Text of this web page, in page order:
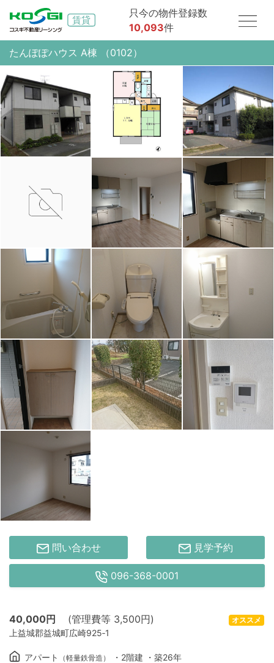
只今の物件登録数
10,093件
たんぽぽハウス A棟 （0102）
問い合わせ 見学予約
096-368-0001
40,000円 (管理費等 3,500円)
上益城郡益城町広崎925‐1
オススメ
アパート （軽量鉄骨造）
・2階建 ・築26年